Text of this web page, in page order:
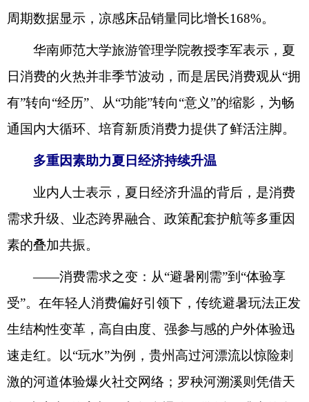
周期数据显示，凉感床品销量同比增长168%。
华南师范大学旅游管理学院教授李军表示，夏
日消费的火热并非季节波动，而是居民消费观从“拥
有”转向“经历”、从“功能”转向“意义”的缩影，为畅
通国内大循环、培育新质消费力提供了鲜活注脚。
多重因素助力夏日经济持续升温
业内人士表示，夏日经济升温的背后，是消费
需求升级、业态跨界融合、政策配套护航等多重因
素的叠加共振。
——消费需求之变：从“避暑刚需”到“体验享
受”。在年轻人消费偏好引领下，传统避暑玩法正发
生结构性变革，高自由度、强参与感的户外体验迅
速走红。以“玩水”为例，贵州高过河漂流以惊险刺
激的河道体验爆火社交网络；罗秧河溯溪则凭借天